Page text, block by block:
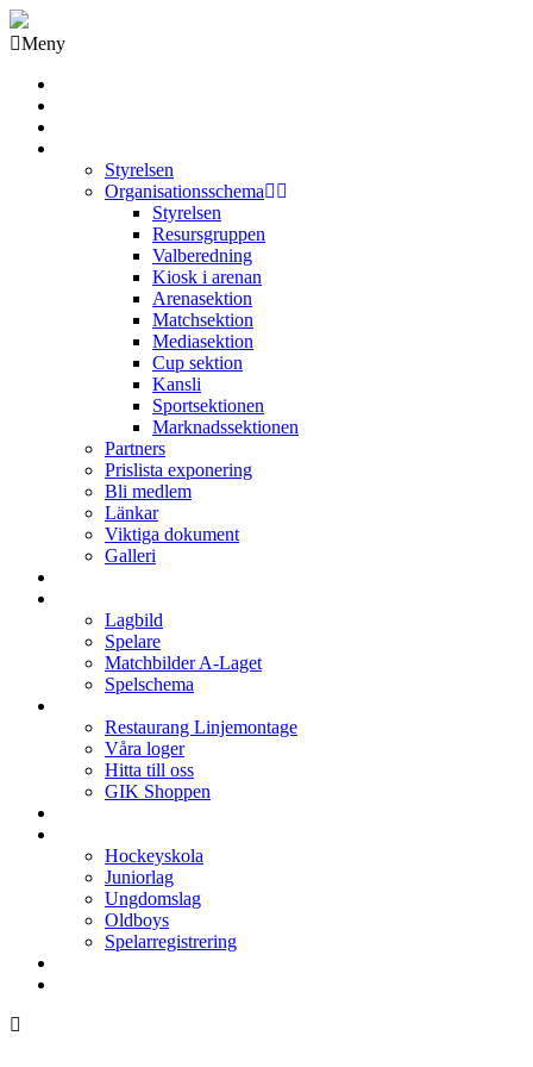
Meny
Styrelsen
Organisationsschema
Styrelsen
Resursgruppen
Valberedning
Kiosk i arenan
Arenasektion
Matchsektion
Mediasektion
Cup sektion
Kansli
Sportsektionen
Marknadssektionen
Partners
Prislista exponering
Bli medlem
Länkar
Viktiga dokument
Galleri
Lagbild
Spelare
Matchbilder A-Laget
Spelschema
Restaurang Linjemontage
Våra loger
Hitta till oss
GIK Shoppen
Hockeyskola
Juniorlag
Ungdomslag
Oldboys
Spelarregistrering